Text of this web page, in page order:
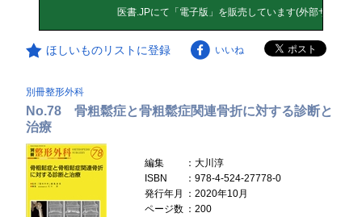
ほしいものリストに登録 いいね
別冊整形外科
No.78 骨粗鬆症と骨粗鬆症関連骨折に対する診断と
治療
編集
：大川淳
ISBN
：978-4-524-27778-0
発行年月
：2020年10月
ページ数 ：200